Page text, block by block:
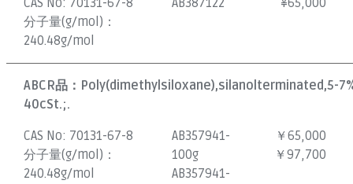
CAS No: 70131-67-8
分子量(g/mol)：
240.48g/mol
AB387122 ¥65,000
ABCR品： Poly(dimethylsiloxane),silanolterminated,5-
40cSt.;.
CAS No: 70131-67-8
分子量(g/mol)：
240.48g/mol
AB357941-
100g
AB357941-
￥65,000
￥97,700